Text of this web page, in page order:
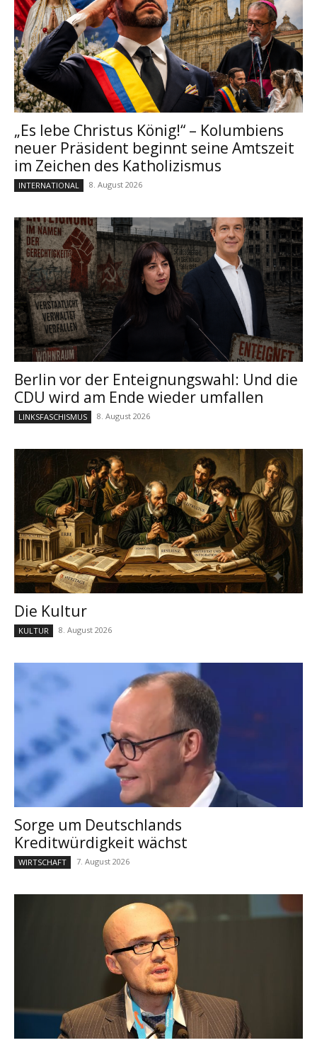
„Es lebe Christus König!“ – Kolumbiens
neuer Präsident beginnt seine Amtszeit
im Zeichen des Katholizismus
INTERNATIONAL 8. August 2026
Berlin vor der Enteignungswahl: Und die
CDU wird am Ende wieder umfallen
LINKSFASCHISMUS 8. August 2026
Die Kultur
KULTUR 8. August 2026
Sorge um Deutschlands
Kreditwürdigkeit wächst
WIRTSCHAFT 7. August 2026